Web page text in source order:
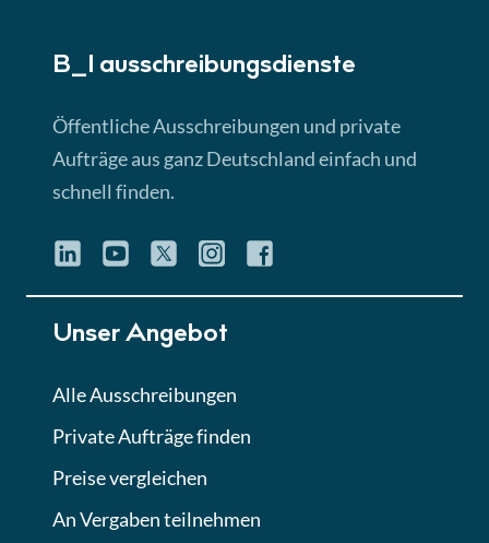
Lektion 3
► 4:31 Min
Quiz
Eignung im Vergabeverfahren
Lektion 6
Abgabe von Angeboten
Lektion
B_I ausschreibungs­dienste
Öffentliche Ausschreibungen und private
Aufträge aus ganz Deutschland einfach und
schnell finden.
Unser Angebot
Alle Ausschreibungen
Private Aufträge finden
Preise vergleichen
An Vergaben teilnehmen